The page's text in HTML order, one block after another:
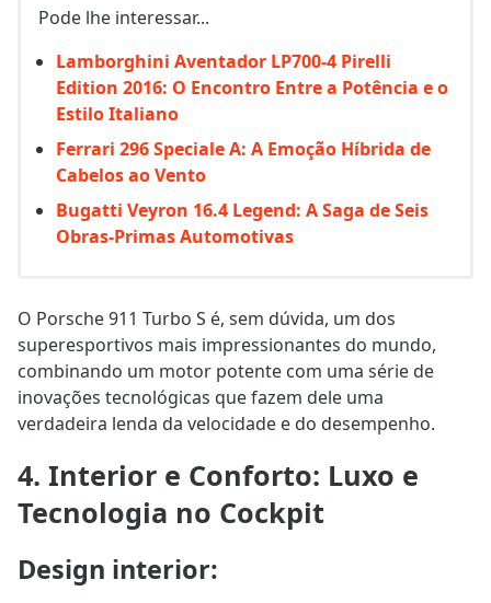
Pode lhe interessar...
Lamborghini Aventador LP700-4 Pirelli
Edition 2016: O Encontro Entre a Potência e o
Estilo Italiano
Ferrari 296 Speciale A: A Emoção Híbrida de
Cabelos ao Vento
Bugatti Veyron 16.4 Legend: A Saga de Seis
Obras-Primas Automotivas
O Porsche 911 Turbo S é, sem dúvida, um dos
superesportivos mais impressionantes do mundo,
combinando um motor potente com uma série de
inovações tecnológicas que fazem dele uma
verdadeira lenda da velocidade e do desempenho.
4. Interior e Conforto: Luxo e
Tecnologia no Cockpit
Design interior: